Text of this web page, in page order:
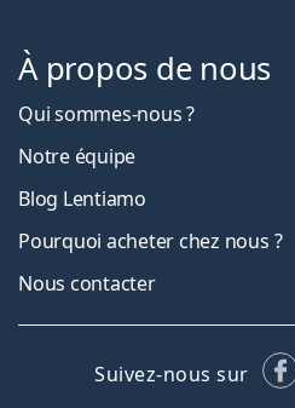
À propos de nous
Qui sommes-nous ?
Notre équipe
Blog Lentiamo
Pourquoi acheter chez nous ?
Nous contacter
Suivez-nous sur